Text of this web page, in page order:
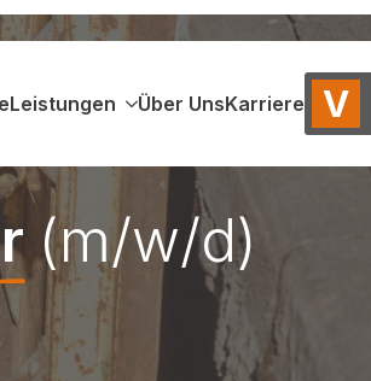
Leistungen Über UnsKarriere V
(m/w/d)